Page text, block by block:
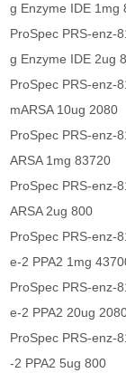
g Enzyme IDE 1mg
ProSpec PRS-enz-
g Enzyme IDE 2ug
ProSpec PRS-enz-
mARSA 10ug 2080
ProSpec PRS-enz-
ARSA 1mg 83720
ProSpec PRS-enz-
ARSA 2ug 800
ProSpec PRS-enz-
e-2 PPA2 1mg
ProSpec PRS-enz-
e-2 PPA2 20ug
ProSpec PRS-enz-
-2 PPA2 5ug 800